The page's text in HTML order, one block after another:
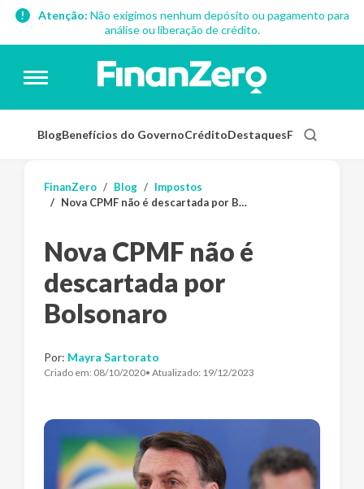
Atenção: Não exigimos nenhum depósito ou pagamento para
análise ou liberação de crédito.
BlogBenefícios do GovernoCréditoDestaquesFinanças
FinanZero Blog
Impostos
Nova CPMF não é descartada por Bolsonaro
Nova CPMF não é
descartada por
Bolsonaro
Por: Mayra Sartorato
Criado em: 08/10/2020• Atualizado: 19/12/2023